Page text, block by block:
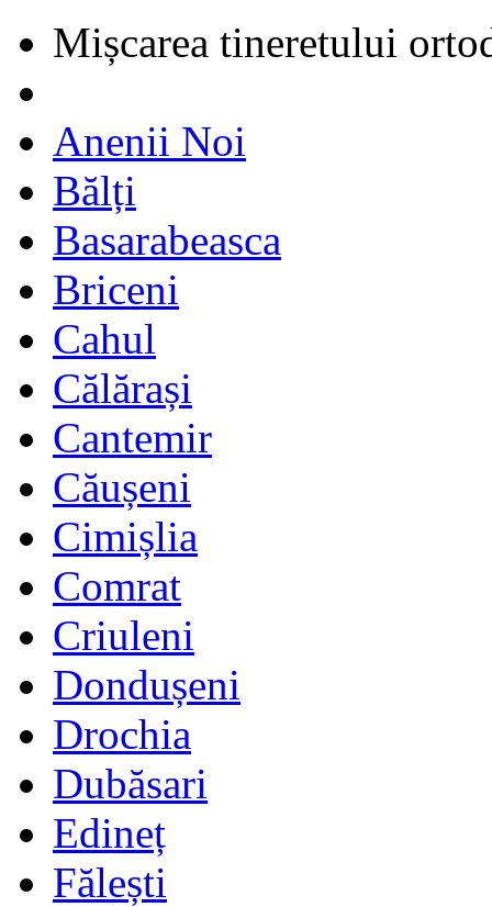
Mișcarea tineretului
Anenii Noi
Bălți
Basarabeasca
Briceni
Cahul
Călărași
Cantemir
Căușeni
Cimișlia
Comrat
Criuleni
Dondușeni
Drochia
Dubăsari
Edineț
Fălești